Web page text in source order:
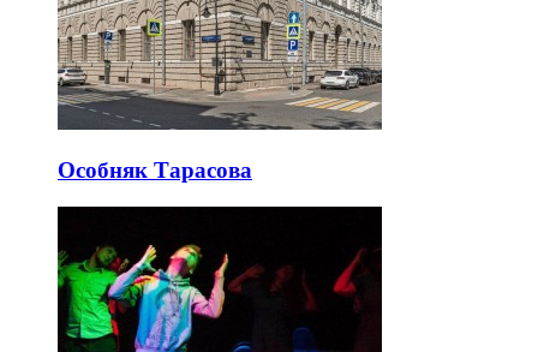
Особняк Тарасова